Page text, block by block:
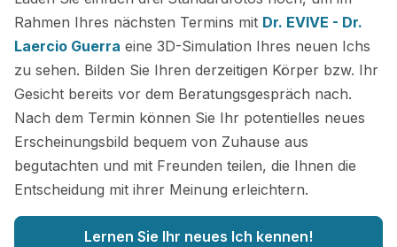
Rahmen Ihres nächsten Termins mit Dr. EVIVE - Dr.
Laercio Guerra eine 3D-Simulation Ihres neuen Ichs
zu sehen. Bilden Sie Ihren derzeitigen Körper bzw. Ihr
Gesicht bereits vor dem Beratungsgespräch nach.
Nach dem Termin können Sie Ihr potentielles neues
Erscheinungsbild bequem von Zuhause aus
begutachten und mit Freunden teilen, die Ihnen die
Entscheidung mit ihrer Meinung erleichtern.
Lernen Sie Ihr neues Ich kennen!